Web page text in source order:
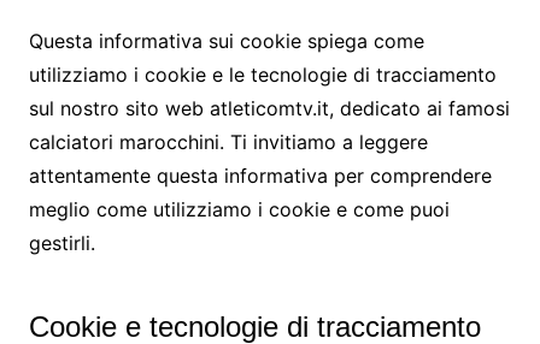
Questa informativa sui cookie spiega come
utilizziamo i cookie e le tecnologie di tracciamento
sul nostro sito web atleticomtv.it, dedicato ai famosi
calciatori marocchini. Ti invitiamo a leggere
attentamente questa informativa per comprendere
meglio come utilizziamo i cookie e come puoi
gestirli.
Cookie e tecnologie di tracciamento